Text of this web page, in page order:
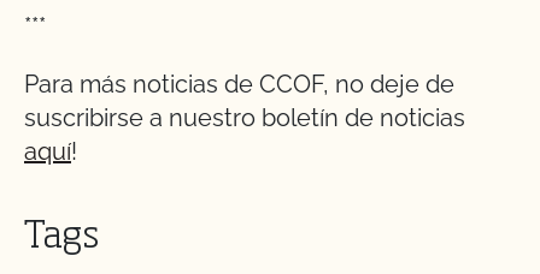
***
Para más noticias de CCOF, no deje de
suscribirse a nuestro boletín de noticias
aquí!
Tags